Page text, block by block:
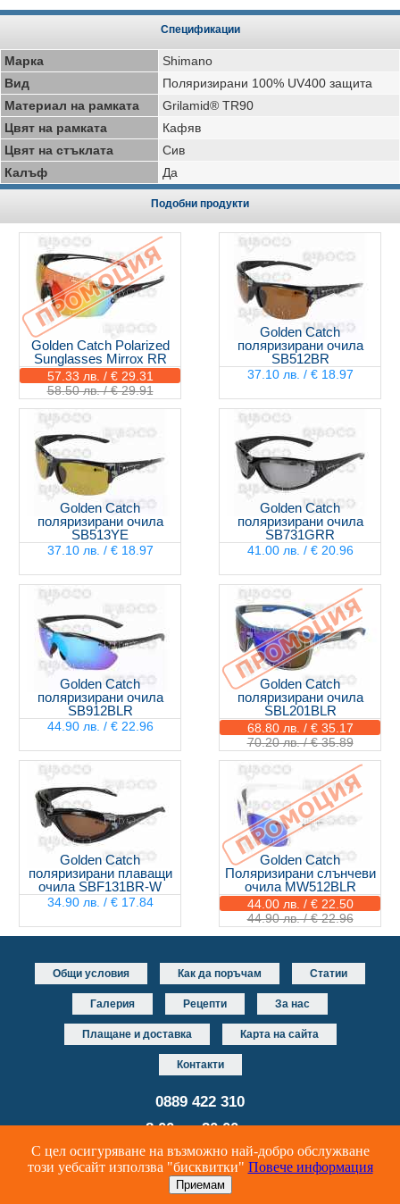
Спецификации
Марка
Shimano
Вид
Поляризирани 100% UV400 защита
Материал на рамката
Grilamid® TR90
Цвят на рамката
Кафяв
Цвят на стъклата
Сив
Калъф
Да
Подобни продукти
Golden Catch Polarized
Sunglasses Mirrox RR
57.33 лв. / € 29.31
58.50 лв. / € 29.91
Golden Catch
поляризирани очила
SB512BR
37.10 лв. / € 18.97
Golden Catch
поляризирани очила
SB513YE
37.10 лв. / € 18.97
Golden Catch
поляризирани очила
SB731GRR
41.00 лв. / € 20.96
Golden Catch
поляризирани очила
SB912BLR
44.90 лв. / € 22.96
Golden Catch
поляризирани очила
SBL201BLR
68.80 лв. / € 35.17
70.20 лв. / € 35.89
Golden Catch
поляризирани плаващи
очила SBF131BR-W
34.90 лв. / € 17.84
Golden Catch
Поляризирани слънчеви
очила MW512BLR
44.00 лв. / € 22.50
44.90 лв. / € 22.96
Общи условия Как да поръчам Статии
Галерия Рецепти За нас
Плащане и доставка Карта на сайта
Контакти
0889 422 310
от 8.00 до 20.00 часа
Уеб дизайн и разработкаDUALM studio
Онлайн риболовен магазин за риболовни принадлежности и аксесоари
© Riboco 2024 Всички права запазени.
С цел осигуряване на възможно най-добро обслужване
този уебсайт използва "бисквитки" Повече информация
Приемам